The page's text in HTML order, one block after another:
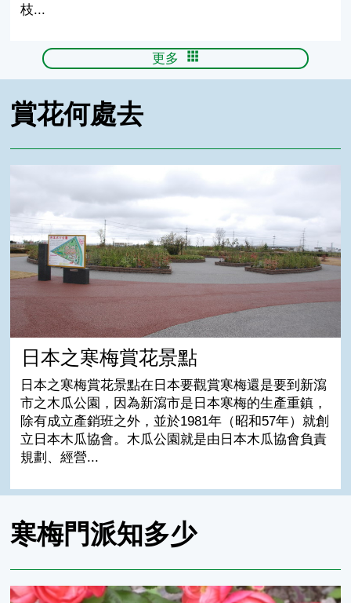
枝...
更多
賞花何處去
日本之寒梅賞花景點
日本之寒梅賞花景點在日本要觀賞寒梅還是要到新瀉
市之木瓜公園，因為新瀉市是日本寒梅的生產重鎮，
除有成立產銷班之外，並於1981年（昭和57年）就創
立日本木瓜協會。木瓜公園就是由日本木瓜協會負責
規劃、經營...
寒梅門派知多少
寒梅常見品種